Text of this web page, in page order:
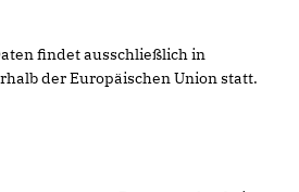
findet ausschließlich in
der Europäischen Union statt.